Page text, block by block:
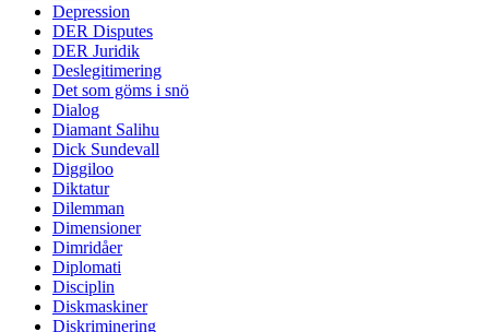
Depression
DER Disputes
DER Juridik
Deslegitimering
Det som göms i snö
Dialog
Diamant Salihu
Dick Sundevall
Diggiloo
Diktatur
Dilemman
Dimensioner
Dimridåer
Diplomati
Disciplin
Diskmaskiner
Diskriminering